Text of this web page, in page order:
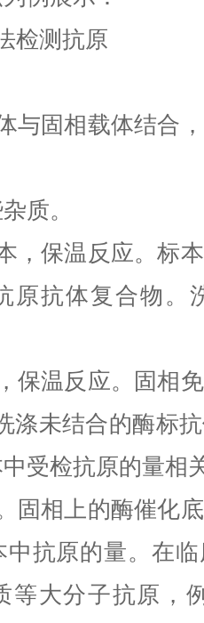
法检测抗原
与固相载体结合
质。
，保温反应。标
原抗体复合物。
保温反应。固相
涤未结合的酶标
受检抗原的量相
固相上的酶催化
中抗原的量。在
等大分子抗原，